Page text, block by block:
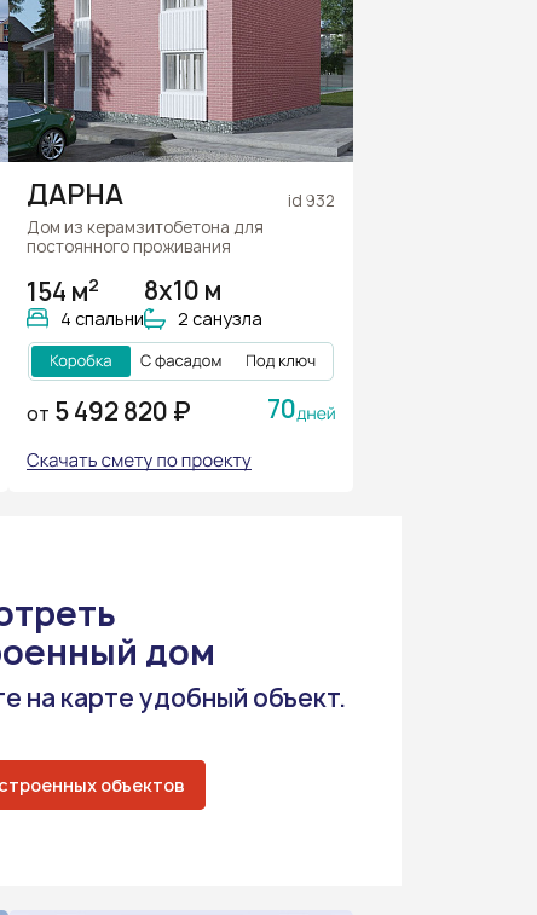
ДАРНА
id 932
Дом из керамзитобетона для
постоянного проживания
154 м2
4 спальни
8x10 м
2 санузла
ОТ 5 492 820 ₽ 70
дом
на карте удобный объект.
объектов